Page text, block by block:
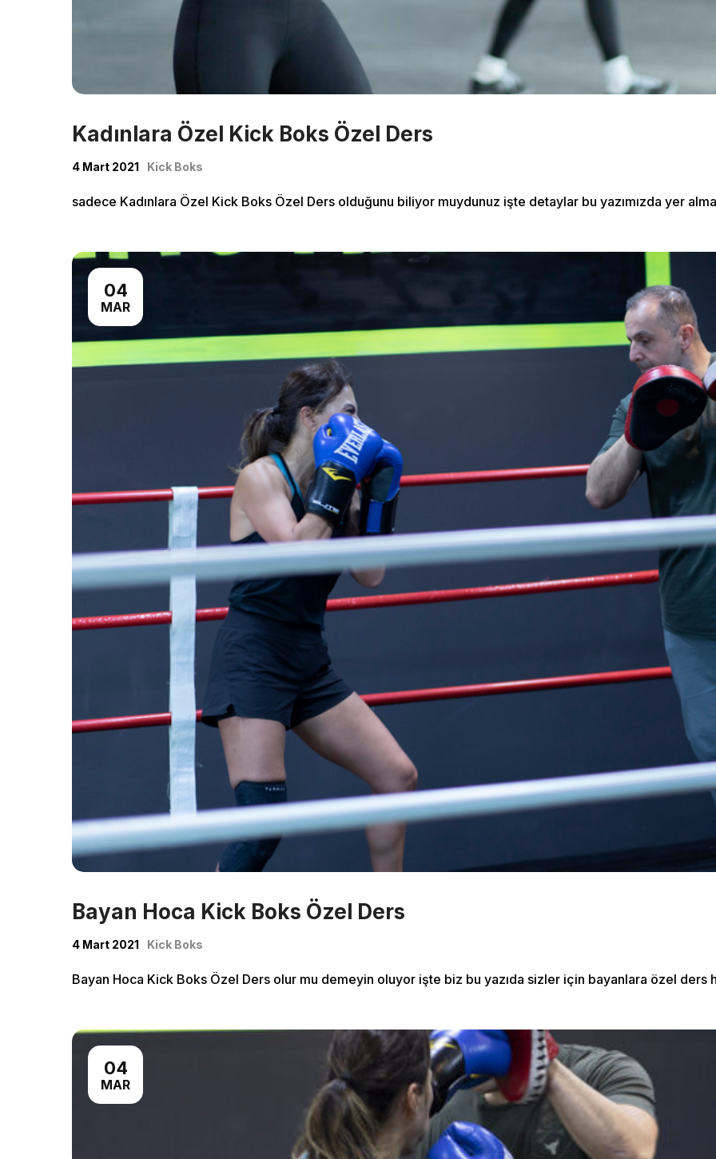
Kadınlara Özel Kick Boks Özel Ders
4 Mart 2021 Kick Boks
sadece Kadınlara Özel Kick Boks Özel Ders olduğunu biliyor muydunuz işte detaylar bu yazımızda yer
04
MAR
Bayan Hoca Kick Boks Özel Ders
4 Mart 2021 Kick Boks
Bayan Hoca Kick Boks Özel Ders olur mu demeyin oluyor işte biz bu yazıda sizler için bayanlara özel ders
04
MAR
About Us
Classes
Shop
Cardio
Outdoor Exercise
467 Davidson ave